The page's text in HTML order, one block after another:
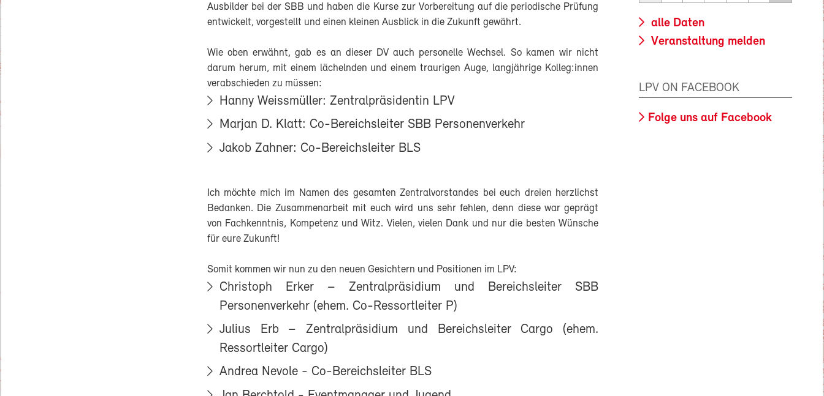
Ausbilder bei der SBB und haben die Kurse zur Vorbereitung auf die periodische Prüfung
entwickelt, vorgestellt und einen kleinen Ausblick in die Zukunft gewährt.
Wie oben erwähnt, gab es an dieser DV auch personelle Wechsel. So kamen wir nicht
darum herum, mit einem lächelnden und einem traurigen Auge, langjährige Kolleg:innen
verabschieden zu müssen:
Hanny Weissmüller: Zentralpräsidentin LPV
Marjan D. Klatt: Co-Bereichsleiter SBB Personenverkehr
Jakob Zahner: Co-Bereichsleiter BLS
Ich möchte mich im Namen des gesamten Zentralvorstandes bei euch dreien herzlichst
Bedanken. Die Zusammenarbeit mit euch wird uns sehr fehlen, denn diese war geprägt
von Fachkenntnis, Kompetenz und Witz. Vielen, vielen Dank und nur die besten Wünsche
für eure Zukunft!
Somit kommen wir nun zu den neuen Gesichtern und Positionen im LPV:
Christoph Erker – Zentralpräsidium und Bereichsleiter SBB
Personenverkehr (ehem. Co-Ressortleiter P)
Julius Erb – Zentralpräsidium und Bereichsleiter Cargo (ehem.
Ressortleiter Cargo)
Andrea Nevole - Co-Bereichsleiter BLS
alle Daten
Veranstaltung melden
LPV ON FACEBOOK
Folge uns auf Facebook